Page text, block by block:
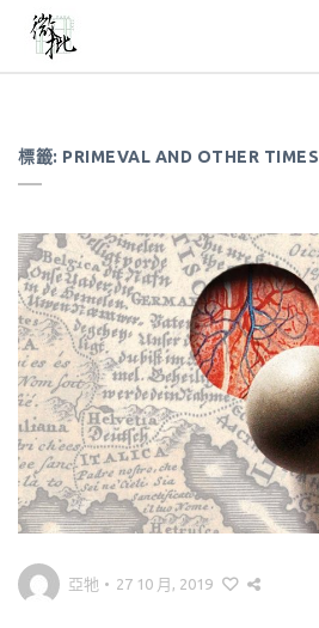
標籤: PRIMEVAL AND OTHER TIMES
亞牠 • 27 10 月, 2019